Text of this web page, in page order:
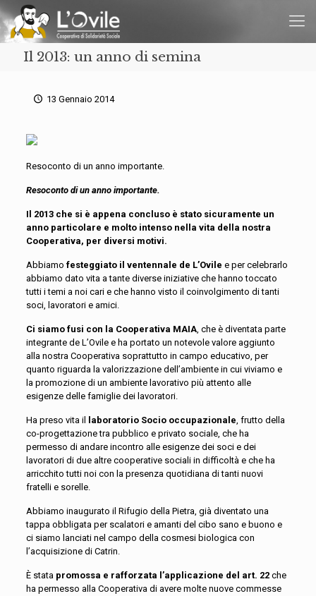
Il 2013: un anno di semina
13 Gennaio 2014
Resoconto di un anno importante.
Resoconto di un anno importante.
Il 2013 che si è appena concluso è stato sicuramente un
anno particolare e molto intenso nella vita della nostra
Cooperativa, per diversi motivi.
Abbiamo festeggiato il ventennale de L’Ovile e per celebrarlo
abbiamo dato vita a tante diverse iniziative che hanno toccato
tutti i temi a noi cari e che hanno visto il coinvolgimento di tanti
soci, lavoratori e amici.
Ci siamo fusi con la Cooperativa MAIA, che è diventata parte
integrante de L’Ovile e ha portato un notevole valore aggiunto
alla nostra Cooperativa soprattutto in campo educativo, per
quanto riguarda la valorizzazione dell’ambiente in cui viviamo e
la promozione di un ambiente lavorativo più attento alle
esigenze delle famiglie dei lavoratori.
Ha preso vita il laboratorio Socio occupazionale, frutto della
co-progettazione tra pubblico e privato sociale, che ha
permesso di andare incontro alle esigenze dei soci e dei
lavoratori di due altre cooperative sociali in difficoltà e che ha
arricchito tutti noi con la presenza quotidiana di tanti nuovi
fratelli e sorelle.
Abbiamo inaugurato il Rifugio della Pietra, già diventato una
tappa obbligata per scalatori e amanti del cibo sano e buono e
ci siamo lanciati nel campo della cosmesi biologica con
l’acquisizione di Catrin.
È stata promossa e rafforzata l’applicazione del art. 22che
ha permesso alla Cooperativa di avere molte nuove commesse